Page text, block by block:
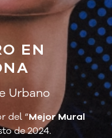
EN
Urbano
del “Mejor Mural
de 2024.